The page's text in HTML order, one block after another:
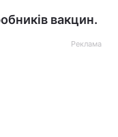
вакцин.
Реклама